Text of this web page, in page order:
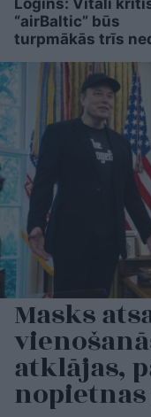
Logins: Vitāli
“airBaltic” būs
turpmākās trīs
Masks
atklājas,